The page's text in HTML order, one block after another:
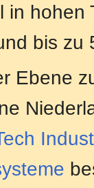
in hohen
bis zu
Ebene